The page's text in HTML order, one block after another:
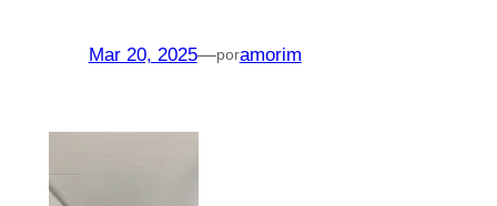
Mar 20, 2025—poramorim